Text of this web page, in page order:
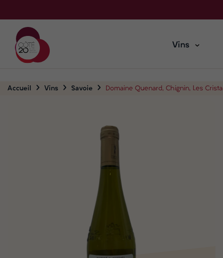
Vins
Accueil Vins Savoie Domaine Quenard, Chignin, Les